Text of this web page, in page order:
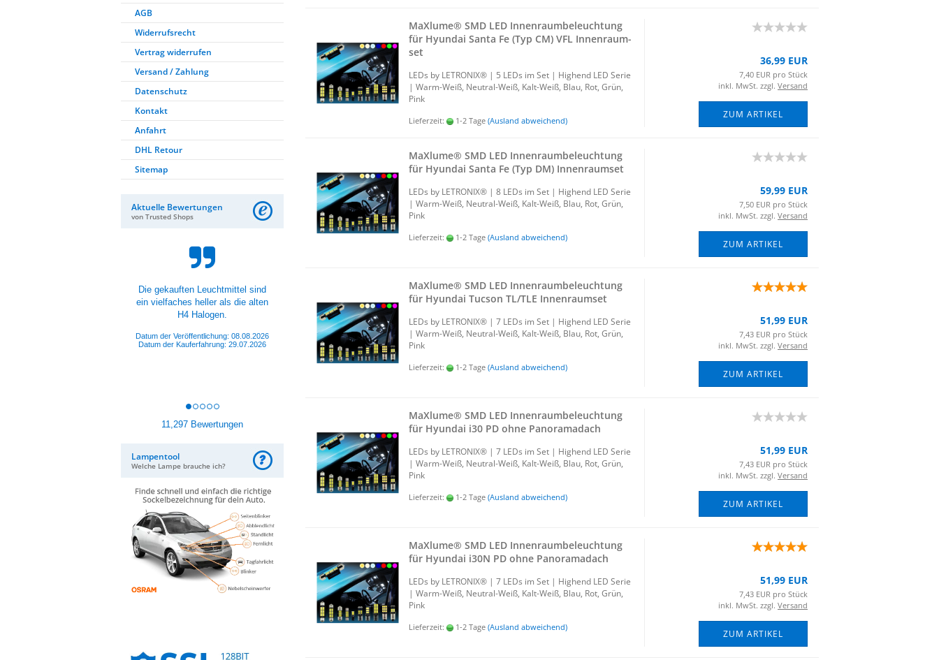
MaXlu­me® SMD LED In­nen­raum­be­leuch­tung
für Hyundai Santa Fe (Typ CM) VFL In­nen­ra­um­
set
LEDs by LE­TRO­NIX® | 5 LEDs im Set | Hig­h­end LED Serie
| Warm-​Weiß, Neutral-​Weiß, Kalt-​Weiß, Blau, Rot, Grün,
Pink
Lieferzeit: 1-2 Tage (Ausland abweichend)
36,99 EUR
7,40 EUR pro Stück
inkl. MwSt. zzgl. Versand
ZUM ARTIKEL
MaXlu­me® SMD LED In­nen­raum­be­leuch­tung
für Hyundai Santa Fe (Typ DM) In­nen­ra­um­set
LEDs by LE­TRO­NIX® | 8 LEDs im Set | Hig­h­end LED Serie
| Warm-​Weiß, Neutral-​Weiß, Kalt-​Weiß, Blau, Rot, Grün,
Pink
Lieferzeit: 1-2 Tage (Ausland abweichend)
59,99 EUR
7,50 EUR pro Stück
inkl. MwSt. zzgl. Versand
ZUM ARTIKEL
MaXlu­me® SMD LED In­nen­raum­be­leuch­tung
für Hyundai Tuc­son TL/TLE In­nen­ra­um­set
LEDs by LE­TRO­NIX® | 7 LEDs im Set | Hig­h­end LED Serie
| Warm-​Weiß, Neutral-​Weiß, Kalt-​Weiß, Blau, Rot, Grün,
Pink
Lieferzeit: 1-2 Tage (Ausland abweichend)
51,99 EUR
7,43 EUR pro Stück
inkl. MwSt. zzgl. Versand
ZUM ARTIKEL
MaXlu­me® SMD LED In­nen­raum­be­leuch­tung
für Hyundai i30 PD ohne Pan­ora­ma­dach
LEDs by LE­TRO­NIX® | 7 LEDs im Set | Hig­h­end LED Serie
| Warm-​Weiß, Neutral-​Weiß, Kalt-​Weiß, Blau, Rot, Grün,
Pink
Lieferzeit: 1-2 Tage (Ausland abweichend)
51,99 EUR
7,43 EUR pro Stück
inkl. MwSt. zzgl. Versand
ZUM ARTIKEL
MaXlu­me® SMD LED In­nen­raum­be­leuch­tung
für Hyundai i30N PD ohne Pan­ora­ma­dach
LEDs by LE­TRO­NIX® | 7 LEDs im Set | Hig­h­end LED Serie
| Warm-​Weiß, Neutral-​Weiß, Kalt-​Weiß, Blau, Rot, Grün,
Pink
Lieferzeit: 1-2 Tage (Ausland abweichend)
51,99 EUR
7,43 EUR pro Stück
inkl. MwSt. zzgl. Versand
ZUM ARTIKEL
AGB
Widerrufsrecht
Vertrag widerrufen
Versand / Zahlung
Datenschutz
Kontakt
Anfahrt
DHL Retour
Sitemap
Aktuelle Bewertungen
von Trusted Shops
Produkte sind der Hammer, aber
auch Personal super Nett und
Hilfsbereit.
Datum der Veröffentlichung: 08.08.2026
Datum der Kauferfahrung: 01.08.2026
11,297 Bewertungen
Lampentool
Welche Lampe brauche ich?